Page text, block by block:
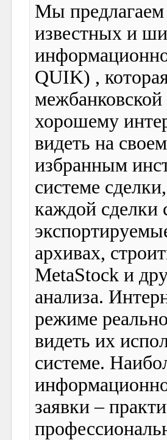
Мы
известных и
QUIK) ,
хорошему
видеть на
избранным
системе
каждой
архивах,
MetaStock и
анализа.
режиме
видеть их
системе.
заявки –